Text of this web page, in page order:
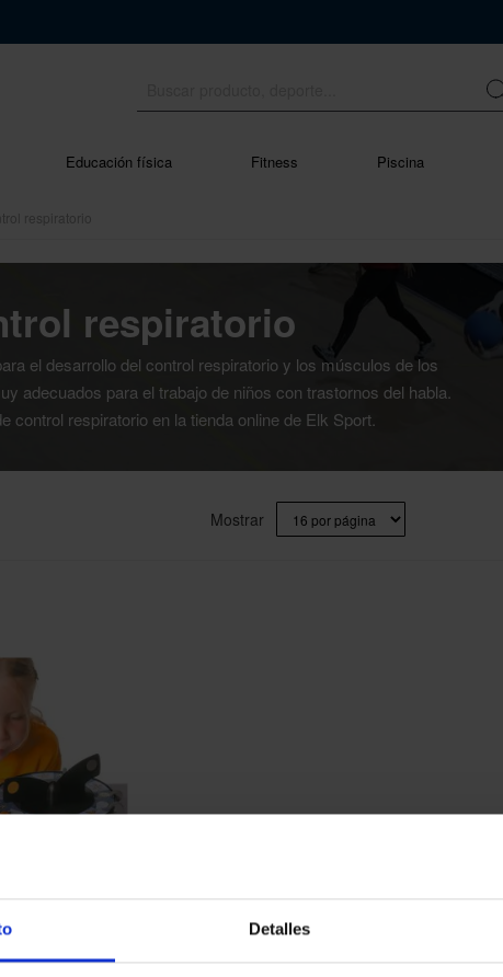
Detalles
Educación física Fitness Piscina
respiratorio
el desarrollo del control respiratorio y los músculos de los
adecuados para el trabajo de niños con trastornos del habla.
control respiratorio en la tienda online de Elk Sport.
Mostrar
GONGE
17,99 €